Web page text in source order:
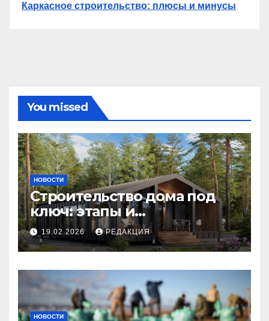
Каркасное строительство: плюсы и минусы
You missed
НОВОСТИ
Строительство дома под
ключ: этапы и
планирование бюджета
19.02.2026 РЕДАКЦИЯ
НОВОСТИ